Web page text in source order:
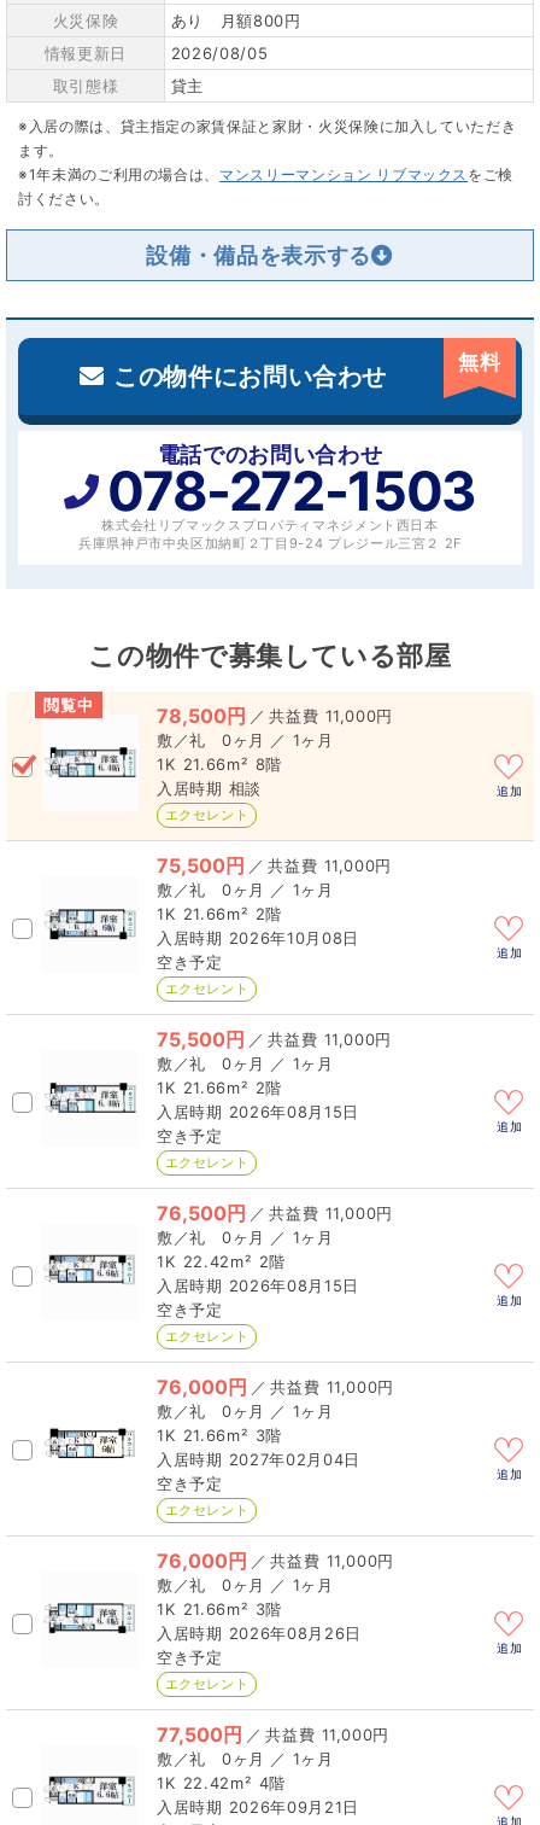
火災保険
あり 月額800円
情報更新日
2026/08/05
取引態様
貸主
※入居の際は、貸主指定の家賃保証と家財・火災保険に加入していただき
ます。
※1年未満のご利用の場合は、 マンスリーマンション リブマックス をご検
討ください。
設備・備品を
この物件にお問い合わせ 無料
電話でのお問い合わせ
078-272-1503
株式会社リブマックスプロパティマネジメント西日本
兵庫県神戸市中央区加納町２丁目9-24 プレジール三宮２ 2F
この物件で募集している部屋
78,500円 ／
11,000円
0ヶ月 ／ 1ヶ月
1K 21.66m² 8階
相談
エクセレント
閲覧中
追加
75,500円 ／
11,000円
0ヶ月 ／ 1ヶ月
1K 21.66m² 2階
2026年10月08日
空き予定
エクセレント
追加
75,500円 ／
11,000円
0ヶ月 ／ 1ヶ月
1K 21.66m² 2階
2026年08月15日
空き予定
エクセレント
追加
76,500円 ／
11,000円
0ヶ月 ／ 1ヶ月
1K 22.42m² 2階
2026年08月15日
空き予定
エクセレント
追加
76,000円 ／
11,000円
0ヶ月 ／ 1ヶ月
1K 21.66m² 3階
2027年02月04日
空き予定
エクセレント
追加
76,000円 ／
11,000円
0ヶ月 ／ 1ヶ月
1K 21.66m² 3階
2026年08月26日
空き予定
エクセレント
追加
77,500円 ／
11,000円
0ヶ月 ／ 1ヶ月
1K 22.42m² 4階
2026年09月21日
追加